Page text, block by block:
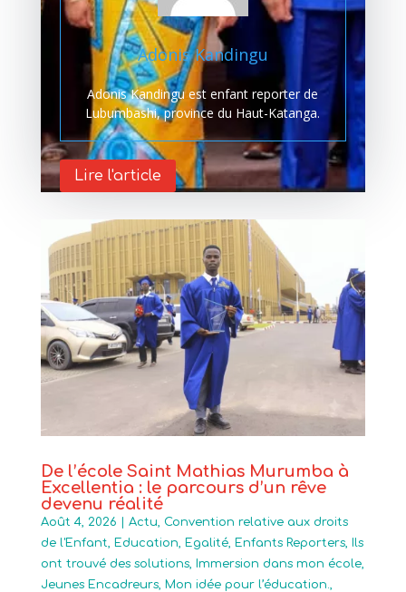
Adonis Kandingu
Adonis Kandingu est enfant reporter de
Lubumbashi, province du Haut-Katanga.
Lire l'article
De l’école Saint Mathias Murumba à
Excellentia : le parcours d’un rêve
devenu réalité
Août 4, 2026 Actu, Convention relative aux droits
de l'Enfant, Education, Egalité, Enfants Reporters, Ils
ont trouvé des solutions, Immersion dans mon école,
Jeunes Encadreurs, Mon idée pour l’éducation.,